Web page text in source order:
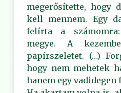
megerősítette, hogy
kell mennem. Egy
felírta a
megye. A
papírszeletet. (…)
hogy nem mehetek
hanem egy